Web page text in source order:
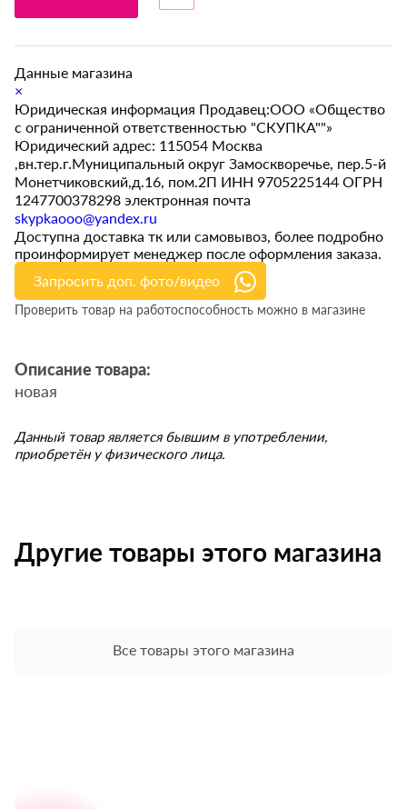
Данные магазина
×
Юридическая информация Продавец:ООО «Общество
с ограниченной ответственностью "СКУПКА""»
Юридический адрес: 115054 Москва
,вн.тер.г.Муниципальный округ Замоскворечье, пер.5-й
Монетчиковский,д.16, пом.2П ИНН 9705225144 ОГРН
1247700378298 электронная почта
skypkaooo@yandex.ru
Доступна доставка тк или самовывоз, более подробно
проинформирует менеджер после оформления заказа.
Запросить доп. фото/видео
Проверить товар на работоспособность можно в магазине
Описание товара:
новая
Данный товар является бывшим в употреблении,
приобретён у физического лица.
Другие товары этого магазина
Все товары этого магазина